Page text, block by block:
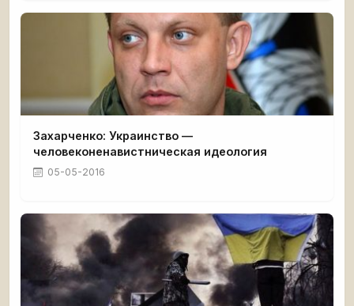
Захарченко: Украинство —
человеконенавистническая идеология
05-05-2016